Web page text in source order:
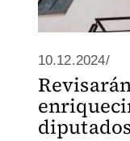
10.12.2024/